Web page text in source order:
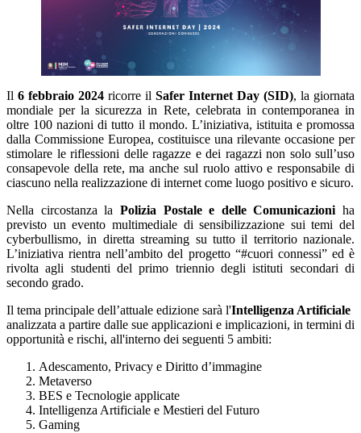
Il 6 febbraio 2024 ricorre il Safer Internet Day (SID), la giornata
mondiale per la sicurezza in Rete, celebrata in contemporanea in
oltre 100 nazioni di tutto il mondo. L’iniziativa, istituita e promossa
dalla Commissione Europea, costituisce una rilevante occasione per
stimolare le riflessioni delle ragazze e dei ragazzi non solo sull’uso
consapevole della rete, ma anche sul ruolo attivo e responsabile di
ciascuno nella realizzazione di internet come luogo positivo e sicuro.
Nella circostanza la Polizia Postale e delle Comunicazioni ha
previsto un evento multimediale di sensibilizzazione sui temi del
cyberbullismo, in diretta streaming su tutto il territorio nazionale.
L’iniziativa rientra nell’ambito del progetto “#cuori connessi” ed è
rivolta agli studenti del primo triennio degli istituti secondari di
secondo grado.
Il tema principale dell’attuale edizione sarà l'Intelligenza Artificiale
analizzata a partire dalle sue applicazioni e implicazioni, in termini di
opportunità e rischi, all'interno dei seguenti 5 ambiti:
Adescamento, Privacy e Diritto d’immagine
Metaverso
BES e Tecnologie applicate
Intelligenza Artificiale e Mestieri del Futuro
Gaming